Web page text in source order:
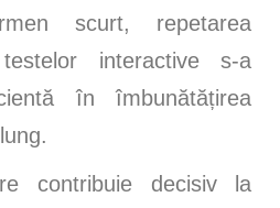
scurt, repetarea
interactive s-a
în îmbunătățirea
contribuie decisiv la